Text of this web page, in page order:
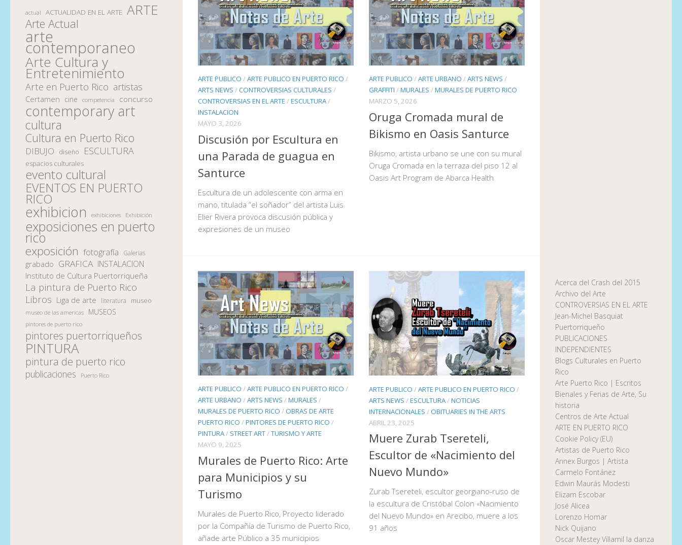
ARTE PUBLICO /ARTE PUBLICO EN PUERTO RICO /
ARTS NEWS /CONTROVERSIAS CULTURALES /
CONTROVERSIAS EN EL ARTE /ESCULTURA/
INSTALACION
MAYO 3, 2026
Discusión por Escultura en
una Parada de guagua en
Santurce
Escultura de un adolescente con arma en
mano, titulada “el soñador” del artista Luis
Elier Rivera provoca discusión pública y
expresiones de un museo
ARTE PUBLICO /ARTE URBANO /ARTS NEWS /
GRAFFITI /MURALES /MURALES DE PUERTO RICO
MARZO 5, 2026
Oruga Cromada mural de
Bikismo en Oasis Santurce
Bikismo, artista urbano se une con su mural
Oruga Cromada en la terraza del piso 12 al
Oasis Art Program de Abarca Health
ARTE PUBLICO /ARTE PUBLICO EN PUERTO RICO /
ARTE URBANO /ARTS NEWS /MURALES /
MURALES DE PUERTO RICO / OBRAS DE ARTE
PUERTO RICO /PINTORES DE PUERTO RICO /
PINTURA/ STREET ART/TURISMO Y ARTE
MAYO 9, 2025
Murales de Puerto Rico: Arte
para Municipios y su
Turismo
Murales de Puerto Rico, Proyecto liderado
por la Compañía de Turismo de Puerto Rico,
añade arte Público a 35 municipios
ARTE PUBLICO /ARTE PUBLICO EN PUERTO RICO /
ARTS NEWS /ESCULTURA /NOTICIAS
INTERNACIONALES / OBITUARIES IN THE ARTS
ABRIL 23, 2025
Muere Zurab Tsereteli,
Escultor de «Nacimiento del
Nuevo Mundo»
Zurab Tsereteli, escultor georgiano-ruso de
la escultura de Cristóbal Colon «Nacimiento
del Nuevo Mundo» en Arecibo, muere a los
91 años
actual ACTUALIDAD EN EL ARTE ARTE
Arte Actual
arte
contemporaneo
Arte Cultura y
Entretenimiento
Arte en Puerto Rico artistas
Certamen cine competencia concurso
contemporary art
cultura
Cultura en Puerto Rico
DIBUJO diseño ESCULTURA
espacios culturales
evento cultural
EVENTOS EN PUERTO
RICO
exhibicion exhibiciones Exhibición
exposiciones en puerto
rico
exposición fotografía Galerias
grabado GRAFICA INSTALACION
Instituto de Cultura Puertorriqueña
La pintura de Puerto Rico
Libros Liga de arte literatura museo
museo de las americas MUSEOS
pintores de puerto rico
pintores puertorriqueños
PINTURA
pintura de puerto rico
publicaciones Puerto Rico
Acerca del Crash del 2015
Archivo del Arte
CONTROVERSIAS EN EL ARTE
Jean-Michel Basquiat
Puertorriqueño
PUBLICACIONES
INDEPENDIENTES
Blogs Culturales en Puerto
Rico
Arte Puerto Rico | Escritos
Bienales y Ferias de Arte, Su
historia
Centros de Arte Actual
ARTE EN PUERTO RICO
Cookie Policy (EU)
Artistas de Puerto Rico
Annex Burgos | Artista
Carmelo Fontánez
Edwin Maurás Modesti
Elizam Escobar
José Alicea
Lorenzo Homar
Nick Quijano
Oscar Mestey Villamil la danza